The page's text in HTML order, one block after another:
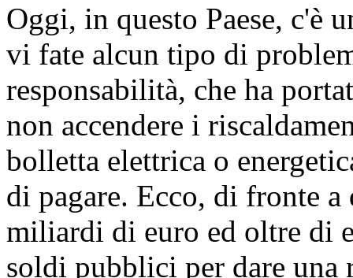
Oggi, in questo Paese, c'è
vi fate alcun tipo di
responsabilità, che ha
non accendere i
bolletta elettrica o
di pagare. Ecco, di fronte
miliardi di euro ed oltre di
soldi pubblici per dare una